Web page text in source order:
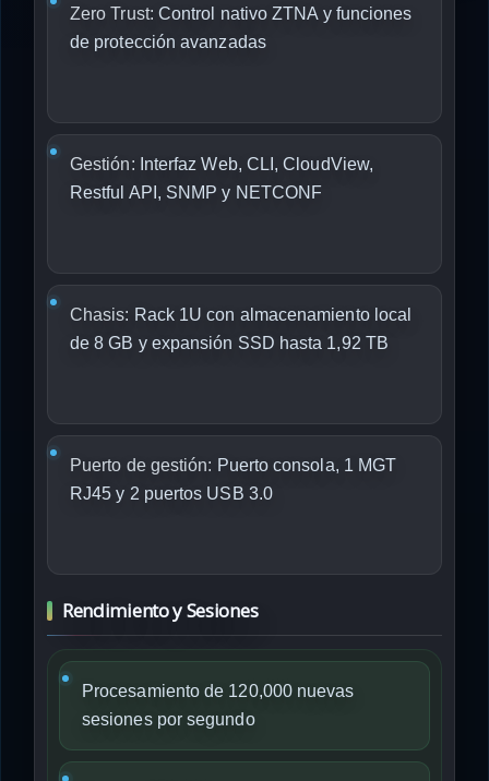
Zero Trust: Control nativo ZTNA y funciones
de protección avanzadas
Gestión: Interfaz Web, CLI, CloudView,
Restful API, SNMP y NETCONF
Chasis: Rack 1U con almacenamiento local
de 8 GB y expansión SSD hasta 1,92 TB
Puerto de gestión: Puerto consola, 1 MGT
RJ45 y 2 puertos USB 3.0
Rendimiento y Sesiones
Procesamiento de 120,000 nuevas
sesiones por segundo